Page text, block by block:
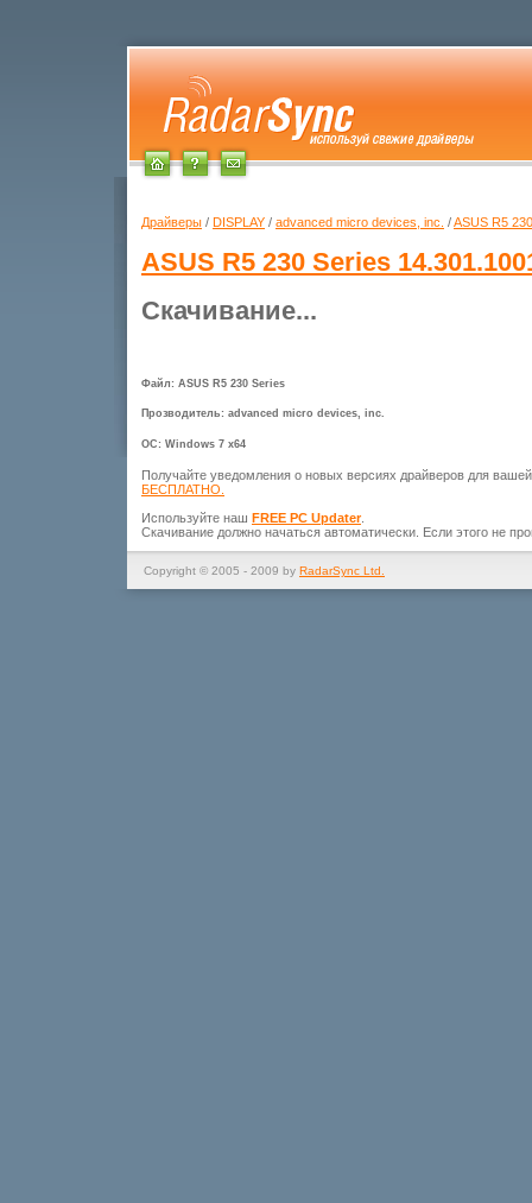
Драйверы / DISPLAY / advanced micro devices, inc. /ASUS R5
ASUS R5 230 Series
Скачивание...
Файл: ASUS R5 230 Series
Прозводитель: advanced micro devices, inc.
ОС: Windows 7 x64
Получайте уведомления о новых версиях драйверов для
БЕСПЛАТНО.
Используйте наш FREE PC Updater.
Скачивание должно начаться автоматически. Если этого не
Copyright © 2005 - 2009 by RadarSync Ltd.